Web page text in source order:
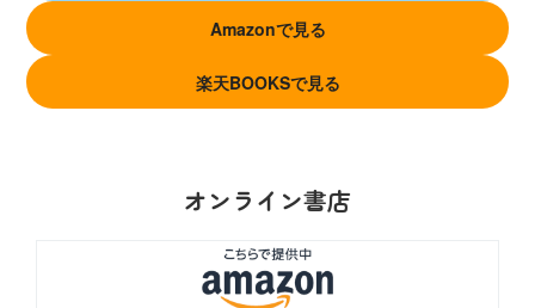
Amazonで見る
楽天BOOKSで見る
オンライン書店